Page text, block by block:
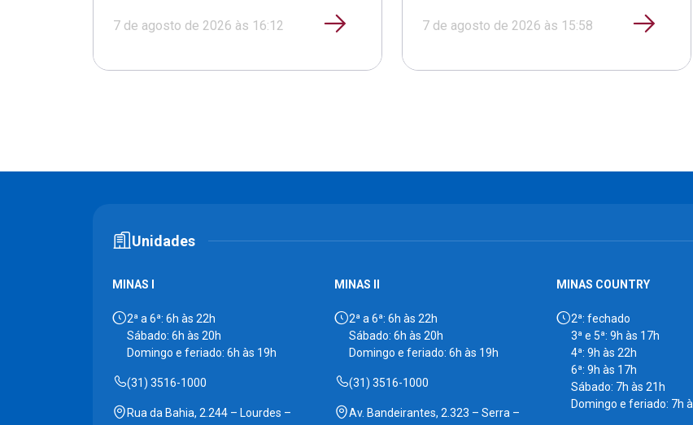
7 de agosto de 2026 às 16:12 7 de agosto de 2026 às 15:58
Unidades
MINAS I
2ª a 6ª: 6h às 22h
Sábado: 6h às 20h
Domingo e feriado: 6h às 19h
(31) 3516-1000
Rua da Bahia, 2.244 – Lourdes –
MINAS II
2ª a 6ª: 6h às 22h
Sábado: 6h às 20h
Domingo e feriado: 6h às 19h
(31) 3516-1000
Av. Bandeirantes, 2.323 – Serra –
MINAS COUNTRY
2ª: fechado
3ª e 5ª: 9h às 17h
4ª: 9h às 22h
6ª: 9h às 17h
Sábado: 7h às 21h
Domingo e feriado: 7h